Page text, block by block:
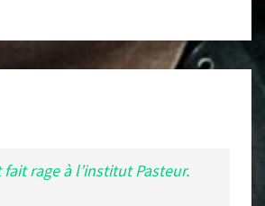
rage à l’institut Pasteur.